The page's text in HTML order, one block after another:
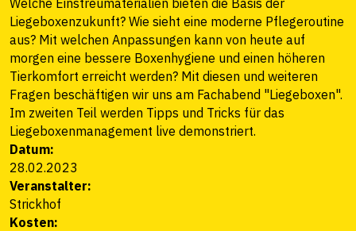
Welche Einstreumaterialien bieten die Basis der
Liegeboxenzukunft? Wie sieht eine moderne Pflegeroutine
aus? Mit welchen Anpassungen kann von heute auf
morgen eine bessere Boxenhygiene und einen höheren
Tierkomfort erreicht werden? Mit diesen und weiteren
Fragen beschäftigen wir uns am Fachabend "Liegeboxen".
Im zweiten Teil werden Tipps und Tricks für das
Liegeboxenmanagement live demonstriert.
Datum:
28.02.2023
Veranstalter:
Strickhof
Kosten: